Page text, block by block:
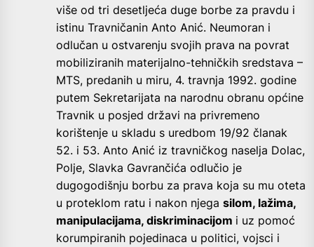
više od tri desetljeća duge borbe za pravdu i
istinu Travničanin Anto Anić. Neumoran i
odlučan u ostvarenju svojih prava na povrat
mobiliziranih materijalno-tehničkih sredstava –
MTS, predanih u miru, 4. travnja 1992. godine
putem Sekretarijata na narodnu obranu općine
Travnik u posjed državi na privremeno
korištenje u skladu s uredbom 19/92 članak
52. i 53. Anto Anić iz travničkog naselja Dolac,
Polje, Slavka Gavrančića odlučio je
dugogodišnju borbu za prava koja su mu oteta
u proteklom ratu i nakon njega silom, lažima,
manipulacijama, diskriminacijom i uz pomoć
korumpiranih pojedinaca u politici, vojsci i